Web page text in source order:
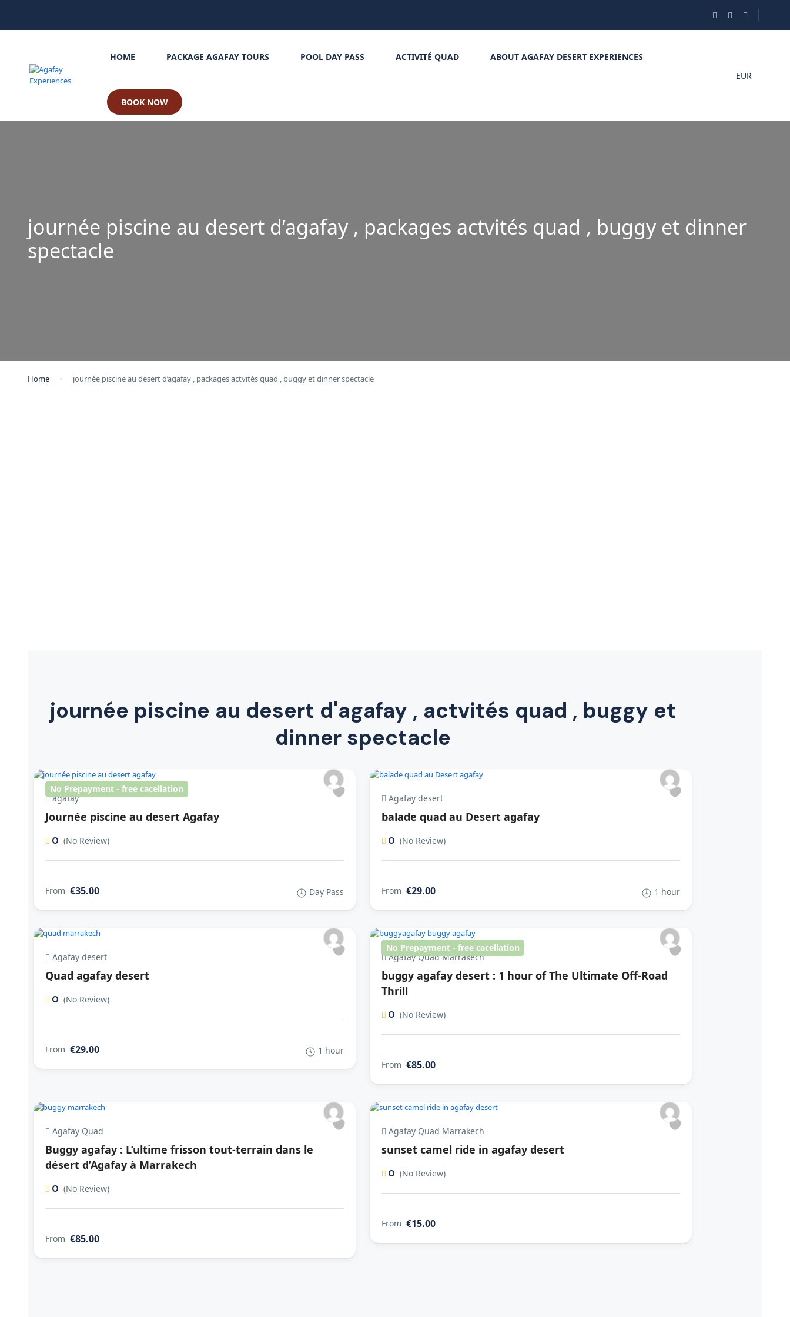
HOME PACKAGE AGAFAY TOURS POOL DAY PASS ACTIVITÉ QUAD ABOUT AGAFAY DESERT EXPERIENCES
BOOK NOW
EUR
journée piscine au desert d’agafay , packages actvités quad , buggy et dinner
spectacle
Home journée piscine au desert d’agafay , packages actvités quad , buggy et dinner spectacle
journée piscine au desert d'agafay , actvités quad , buggy et
dinner spectacle
No Prepayment - free cacellation
agafay
Journée piscine au desert Agafay
0 (No Review)
From €35.00 Day Pass
Agafay desert
balade quad au Desert agafay
0 (No Review)
From €29.00 1 hour
Agafay desert
Quad agafay desert
0 (No Review)
From €29.00 1 hour
No Prepayment - free cacellation
Agafay Quad Marrakech
buggy agafay desert : 1 hour of The Ultimate Off-Road
Thrill
0 (No Review)
From €85.00
Agafay Quad
Buggy agafay : L’ultime frisson tout-terrain dans le
désert d’Agafay à Marrakech
0 (No Review)
From €85.00
Agafay Quad Marrakech
sunset camel ride in agafay desert
0 (No Review)
From €15.00